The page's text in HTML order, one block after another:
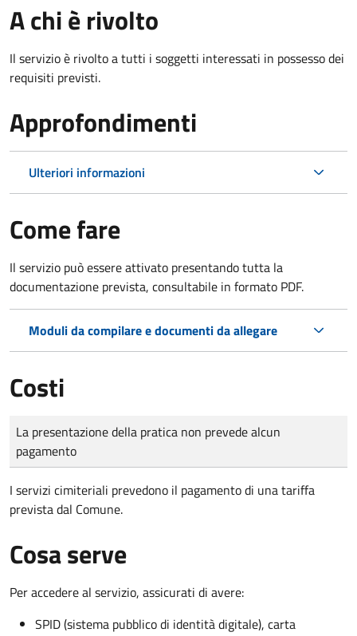
A chi è rivolto
Il servizio è rivolto a tutti i soggetti interessati in possesso dei
requisiti previsti.
Approfondimenti
Ulteriori informazioni
Come fare
Il servizio può essere attivato presentando tutta la
documentazione prevista, consultabile in formato PDF.
Moduli da compilare e documenti da allegare
Costi
Tipo di pagamento
Importo
La presentazione della pratica non prevede alcun
pagamento
I servizi cimiteriali prevedono il pagamento di una tariffa
prevista dal Comune.
Cosa serve
Per accedere al servizio, assicurati di avere:
SPID (sistema pubblico di identità digitale), carta